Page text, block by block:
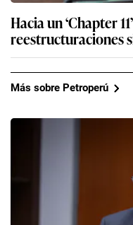
Hacia un ‘Chapter
reestructuraciones
Más sobre Petroperú